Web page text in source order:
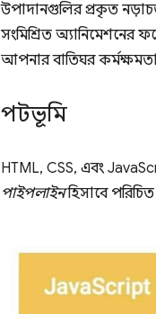
উপাদানগুলির প্রকৃত
সংমিশ্রিত অ্যানিমেশনের
আপনার বাতিঘর
পটভূমি
HTML, CSS, এবং
পাইপলাইনহিসাবে